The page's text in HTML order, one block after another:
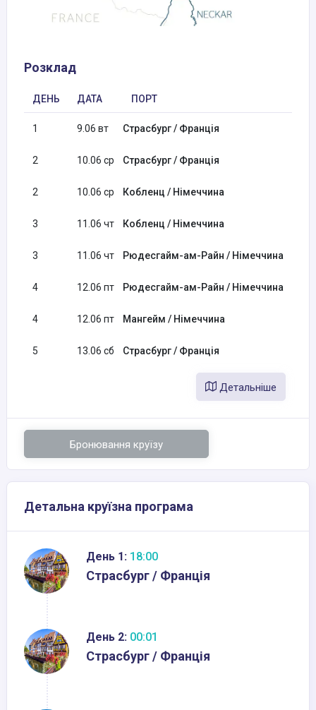
Розклад
ДЕНЬ ДАТА ПОРТ
1 9.06 вт Страсбург / Франція
2 10.06 ср Страсбург / Франція
2 10.06 ср Кобленц / Німеччина
3 11.06 чт Кобленц / Німеччина
3 11.06 чт Рюдесгайм-ам-Райн / Німеччина
4 12.06 пт Рюдесгайм-ам-Райн / Німеччина
4 12.06 пт Мангейм / Німеччина
5 13.06 сб Страсбург / Франція
Детальніше
Бронювання круїзу
Детальна круїзна програма
День 1: 18:00
Страсбург / Франція
День 2: 00:01
Страсбург / Франція